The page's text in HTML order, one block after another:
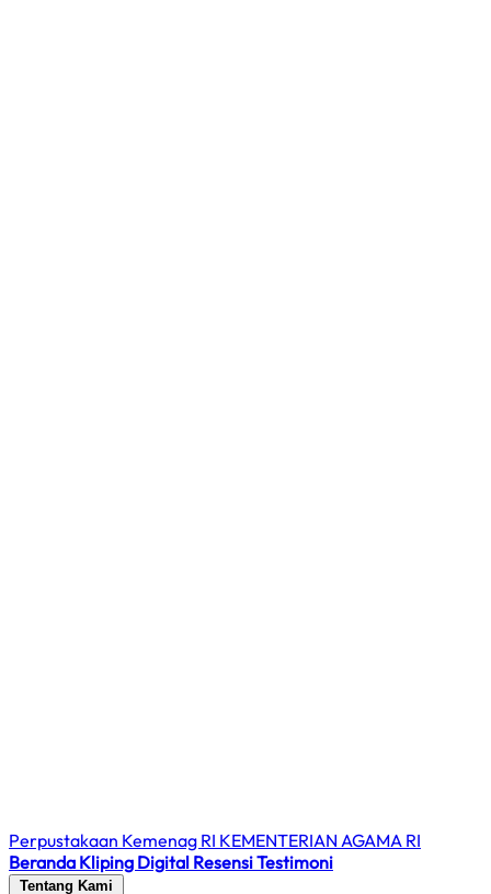
Perpustakaan Kemenag RI KEMENTERIAN AGAMA RI
Beranda Kliping Digital ResensiTestimoni
Tentang Kami